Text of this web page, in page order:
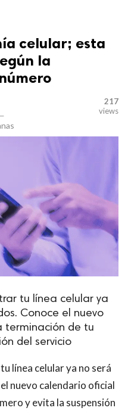
celular; esta
la
217
views
tu línea celular ya
Conoce el nuevo
terminación de tu
del servicio
línea celular ya no será
nuevo calendario oficial
y evita la suspensión